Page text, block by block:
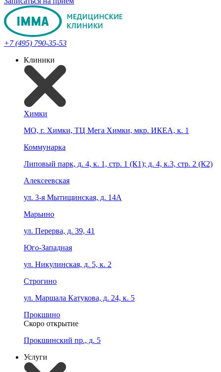
+7 (495) 790-35-53
Клиники
Химки
МО, г. Химки, ТЦ Мега Химки, мкр. ИКЕА, к. 1
Коммунарка
Липовый парк, д. 4, к. 1, стр. 1 (К1); д. 4, к.3, стр. 2 (К2)
Алексеевская
ул. 3-я Мытищинская, д. 14А
Марьино
ул. Перерва, д. 39, 41
Юго-Западная
ул. Никулинская, д. 5, к. 2
Строгино
ул. Маршала Катукова, д. 24, к. 5
Прокшино
Скоро открытие
Прокшинский пр., д. 5
Услуги